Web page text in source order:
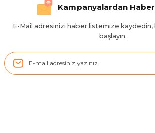
Hızlı ve düzgün gönderim, teşekkür.
ü... y... | 17/05/2025
Kampanyalardan
E-Mail adresinizi haber listemize
başlayın.